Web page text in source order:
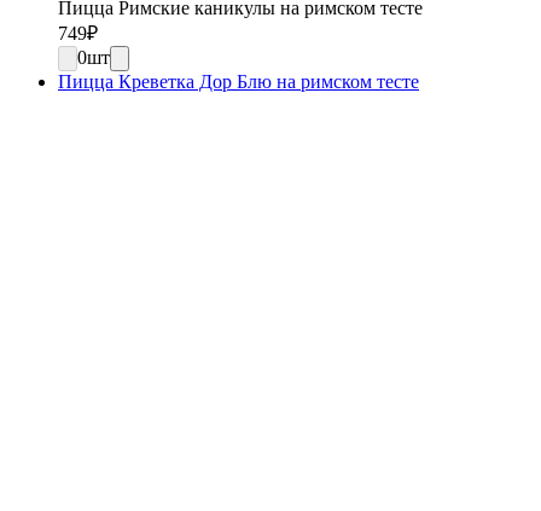
Пицца Римские каникулы на римском тесте
749₽
0шт
Пицца Креветка Дор Блю на римском тесте